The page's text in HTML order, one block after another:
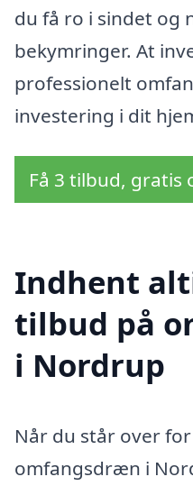
du få ro i sindet og
bekymringer. At
professionelt
investering i dit
Få 3 tilbud,
Indhent
tilbud på
i Nordrup
Når du står over
omfangsdræn i